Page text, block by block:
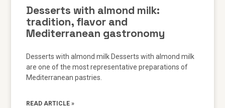
Desserts with almond milk:
tradition, flavor and
Mediterranean gastronomy
Desserts with almond milk Desserts with almond milk
are one of the most representative preparations of
Mediterranean pastries.
READ ARTICLE »